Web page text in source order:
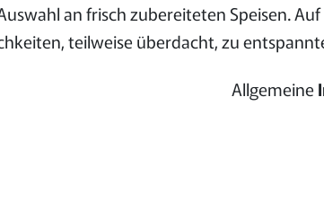
an frisch zubereiteten Speisen.
teilweise überdacht, zu
Allgemeine